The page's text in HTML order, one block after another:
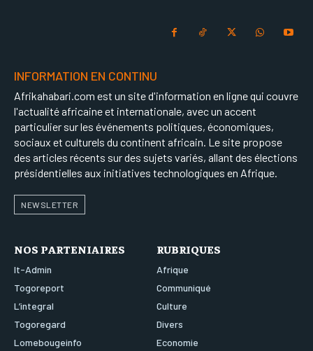
INFORMATION EN CONTINU
Afrikahabari.com est un site d'information en ligne qui couvre
l'actualité africaine et internationale, avec un accent
particulier sur les événements politiques, économiques,
sociaux et culturels du continent africain. Le site propose
des articles récents sur des sujets variés, allant des élections
présidentielles aux initiatives technologiques en Afrique.
NEWSLETTER
NOS PARTENIAIRES
It-Admin
Togoreport
L’integral
Togoregard
Lomebougeinfo
RUBRIQUES
Afrique
Communiqué
Culture
Divers
Economie